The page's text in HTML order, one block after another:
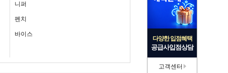
다양한 입점혜택
공급사입점상담
고객센터
니퍼
펜치
바이스